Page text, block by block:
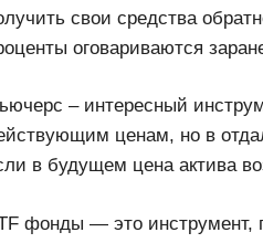
свои средства
оговариваются
– интересный
ценам, но в
в будущем цена актива
фонды — это инструмент,